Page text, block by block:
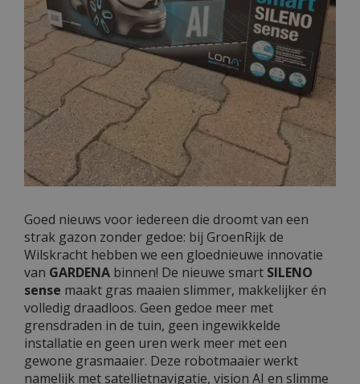
Goed nieuws voor iedereen die droomt van een
strak gazon zonder gedoe: bij GroenRijk de
Wilskracht hebben we een gloednieuwe innovatie
van GARDENA binnen! De nieuwe smart SILENO
sense maakt gras maaien slimmer, makkelijker én
volledig draadloos. Geen gedoe meer met
grensdraden in de tuin, geen ingewikkelde
installatie en geen uren werk meer met een
gewone grasmaaier. Deze robotmaaier werkt
namelijk met satellietnavigatie, vision AI en slimme